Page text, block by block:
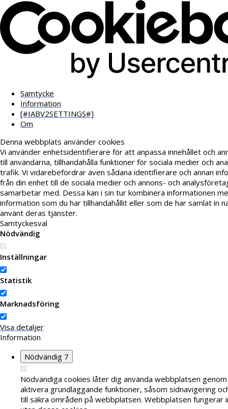
Samtycke
Information
[#IABV2SETTINGS#]
Om
Denna webbplats använder cookies
Vi använder enhetsidentifierare för att anpassa innehållet och
till användarna, tillhandahålla funktioner för sociala medier och
trafik. Vi vidarebefordrar även sådana identifierare och annan
från din enhet till de sociala medier och annons- och
samarbetar med. Dessa kan i sin tur kombinera informationen
information som du har tillhandahållit eller som de har samlat in
använt deras tjänster.
Samtyckesval
Nödvändig
Inställningar
Statistik
Marknadsföring
Visa detaljer
Information
Nödvändig 7
Nödvändiga cookies låter dig använda webbplatsen
aktivera grundläggande funktioner, såsom sidnavigering
till säkra områden på webbplatsen. Webbplatsen fungerar